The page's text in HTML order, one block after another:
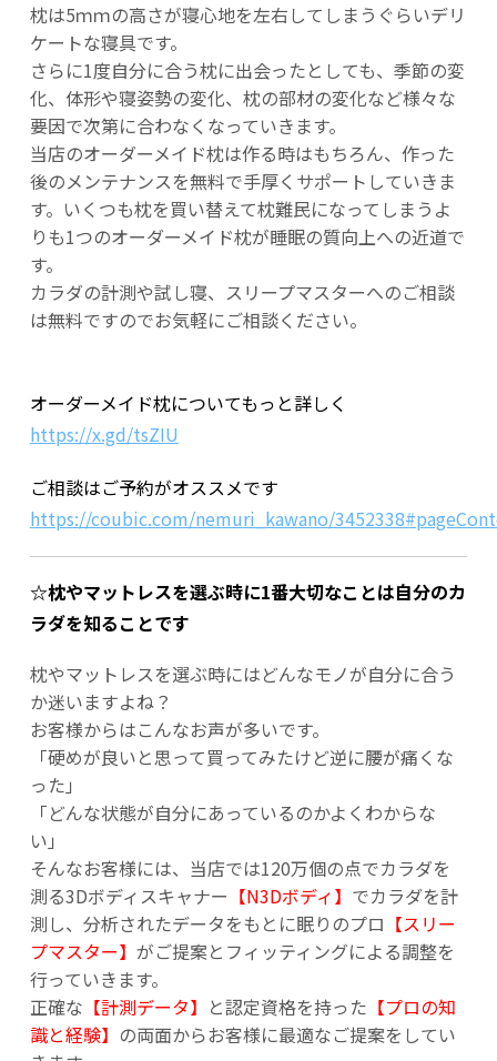
枕は5ｍｍの高さが寝心地を左右してしまうぐらいデリ
ケートな寝具です。
さらに1度自分に合う枕に出会ったとしても、季節の変
化、体形や寝姿勢の変化、枕の部材の変化など様々な
要因で次第に合わなくなっていきます。
当店のオーダーメイド枕は作る時はもちろん、作った
後のメンテナンスを無料で手厚くサポートしていきま
す。いくつも枕を買い替えて枕難民になってしまうよ
りも1つのオーダーメイド枕が睡眠の質向上への近道で
す。
カラダの計測や試し寝、スリープマスターへのご相談
は無料ですのでお気軽にご相談ください。
オーダーメイド枕についてもっと詳しく
https://x.gd/tsZIU
ご相談はご予約がオススメです
https://coubic.com/nemuri_kawano/
☆枕やマットレスを選ぶ時に1番大切なことは自分のカ
ラダを知ることです
枕やマットレスを選ぶ時にはどんなモノが自分に合う
か迷いますよね？
お客様からはこんなお声が多いです。
「硬めが良いと思って買ってみたけど逆に腰が痛くな
った」
「どんな状態が自分にあっているのかよくわからな
い」
そんなお客様には、当店では120万個の点でカラダを
測る3Dボディスキャナー 【N3Dボディ】 でカラダを計
測し、分析されたデータをもとに眠りのプロ 【スリー
プマスター】 がご提案とフィッティングによる調整を
行っていきます。
正確な 【計測データ】 と認定資格を持った 【プロの知
識と経験】 の両面からお客様に最適なご提案をしてい